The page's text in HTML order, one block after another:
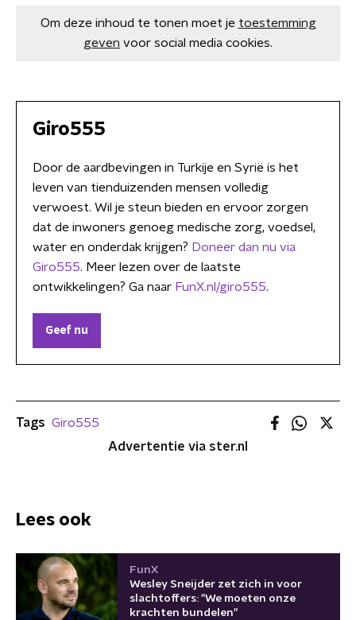
Om deze inhoud te tonen moet je toestemming
geven voor social media cookies.
Giro555
Door de aardbevingen in Turkije en Syrië is het
leven van tienduizenden mensen volledig
verwoest. Wil je steun bieden en ervoor zorgen
dat de inwoners genoeg medische zorg, voedsel,
water en onderdak krijgen? Doneer dan nu via
Giro555. Meer lezen over de laatste
ontwikkelingen? Ga naar FunX.nl/giro555.
Geef nu
Tags Giro555
Advertentie via ster.nl
Lees ook
FunX
Wesley Sneijder zet zich in voor
slachtoffers: "We moeten onze
krachten bundelen"